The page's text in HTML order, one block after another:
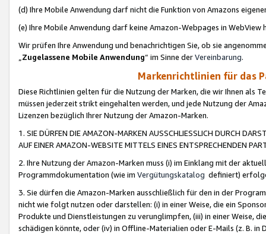
(d) Ihre Mobile Anwendung darf nicht die Funktion von Amazons
(e) Ihre Mobile Anwendung darf keine Amazon-Webpages in WebView
Wir prüfen Ihre Anwendung und benachrichtigen Sie, ob sie
„Zugelassene Mobile Anwendung“ im Sinne derVereinbarung.
Markenrichtlinien für das
Diese Richtlinien gelten für die Nutzung der Marken, die wir Ihnen als
müssen jederzeit strikt eingehalten werden, und jede Nutzung der
Lizenzen bezüglich Ihrer Nutzung der Amazon-Marken.
1. SIE DÜRFEN DIE AMAZON-MARKEN AUSSCHLIESSLICH DURCH
AUF EINER AMAZON-WEBSITE MITTELS EINES ENTSPRECHENDEN
2. Ihre Nutzung der Amazon-Marken muss (i) im Einklang mit der
Programmdokumentation (wie im Vergütungskatalog definiert)
3. Sie dürfen die Amazon-Marken ausschließlich für den in der
nicht wie folgt nutzen oder darstellen: (i) in einer Weise, die ein
Produkte und Dienstleistungen zu verunglimpfen, (iii) in einer Weise,
schädigen könnte, oder (iv) in Offline-Materialien oder E-Mails (z. B. in